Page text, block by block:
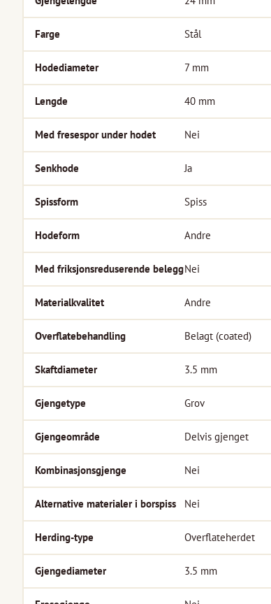
Farge Stål
Hodediameter 7 mm
Lengde 40 mm
Med fresespor under hodet Nei
Senkhode Ja
Spissform Spiss
Hodeform Andre
Med friksjonsreduserende beleggNei
Materialkvalitet Andre
Overflatebehandling Belagt (coated)
Skaftdiameter 3.5 mm
Gjengetype Grov
Gjengeområde Delvis gjenget
Kombinasjonsgjenge Nei
Alternative materialer i borspiss Nei
Herding-type Overflateherdet
Gjengediameter 3.5 mm